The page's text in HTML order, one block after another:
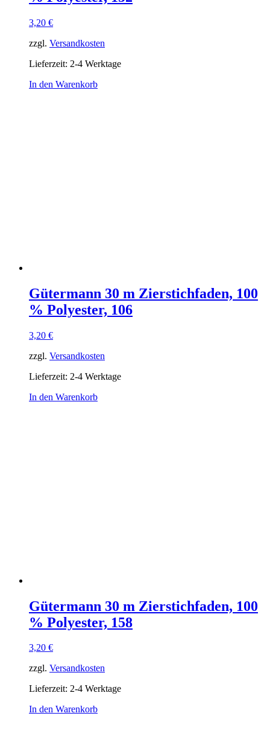
3,20 €
zzgl. Versandkosten
Lieferzeit: 2-4 Werktage
In den Warenkorb
Gütermann 30 m Zierstichfaden, 100
% Polyester, 106
3,20 €
zzgl. Versandkosten
Lieferzeit: 2-4 Werktage
In den Warenkorb
Gütermann 30 m Zierstichfaden, 100
% Polyester, 158
3,20 €
zzgl. Versandkosten
Lieferzeit: 2-4 Werktage
In den Warenkorb